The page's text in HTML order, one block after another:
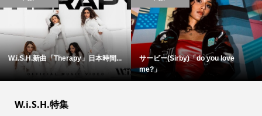
W.i.S.H.新曲「Therapy」日本時間...
サービー(Sirby)「do you love
me?」
W.i.S.H.特集